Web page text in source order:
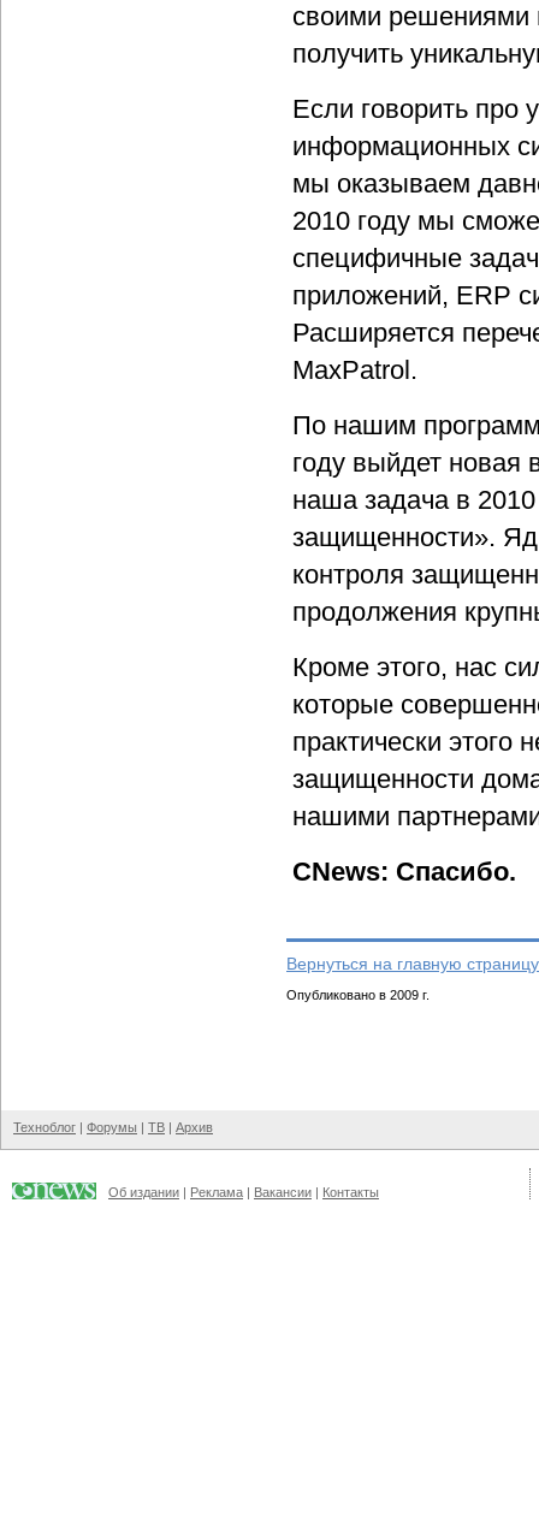
своими решениями
получить
Если говорить про
информационных
мы оказываем
2010 году мы
специфичные
приложений, ERP
Расширяется
MaxPatrol.
По нашим
году выйдет новая
наша задача в
защищенности».
контроля
продолжения
Кроме этого, нас
которые
практически
защищенности
нашими
CNews: Спасибо.
Вернуться на главную
Опубликовано в 2009 г.
Техноблог | Форумы | ТВ | Архив
Об издании | Реклама | Вакансии | Контакты